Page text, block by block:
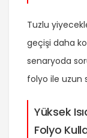
Tuzlu
geçişi daha
senaryoda
folyo ile uzun
Yüksek
Folyo